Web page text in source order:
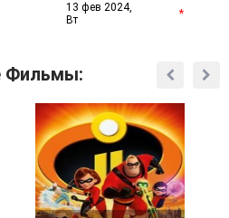
13 фев 2024,
Вт
*
Фильмы: